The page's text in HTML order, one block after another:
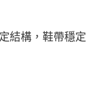
結構，鞋帶穩定